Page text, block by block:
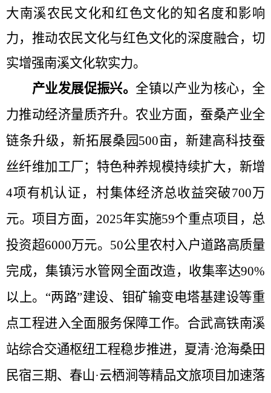
大南溪农民文化和红色文化的知名度和影响
力，推动农民文化与红色文化的深度融合，切
实增强南溪文化软实力。
产业发展促振兴。全镇以产业为核心，全
力推动经济量质齐升。农业方面，蚕桑产业全
链条升级，新拓展桑园500亩，新建高科技蚕
丝纤维加工厂；特色种养规模持续扩大， ‌新增
4项有机认证‌，‌村集体经济总收益突破700万
元‌。 项目方面， 2025年实施59个重点项目，总
投资超‌6000万元‌。‌50公里农村入户道路‌高质量
完成，‌集镇污水管网‌全面改造，收集率达‌90%‌
以上。“两路”建设、钼矿输变电塔基建设等重
点工程进入全面服务保障工作。‌合武高铁南溪
站综合交通枢纽工程稳步推进，夏清·沧海桑田
民宿三期、春山·云栖涧等精品文旅项目加速落